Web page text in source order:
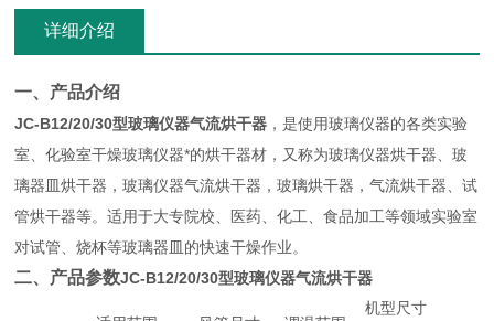
详细介绍
一、产品介绍
JC-B12/20/30型玻璃仪器气流烘干器 ，是使用玻璃仪器的各类实验
室、化验室干燥玻璃仪器*的烘干器材，又称为玻璃仪器烘干器、玻
璃器皿烘干器，玻璃仪器气流烘干器，玻璃烘干器，气流烘干器、试
管烘干器等。适用于大专院校、医药、化工、食品加工等领域实验室
对试管、烧杯等玻璃器皿的快速干燥作业。
二、产品参数JC-B12/20/30型玻璃仪器气流烘干器
机型尺寸